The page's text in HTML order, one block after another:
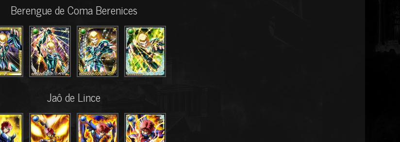
Berengue de Coma Berenices
Jaô de Lince